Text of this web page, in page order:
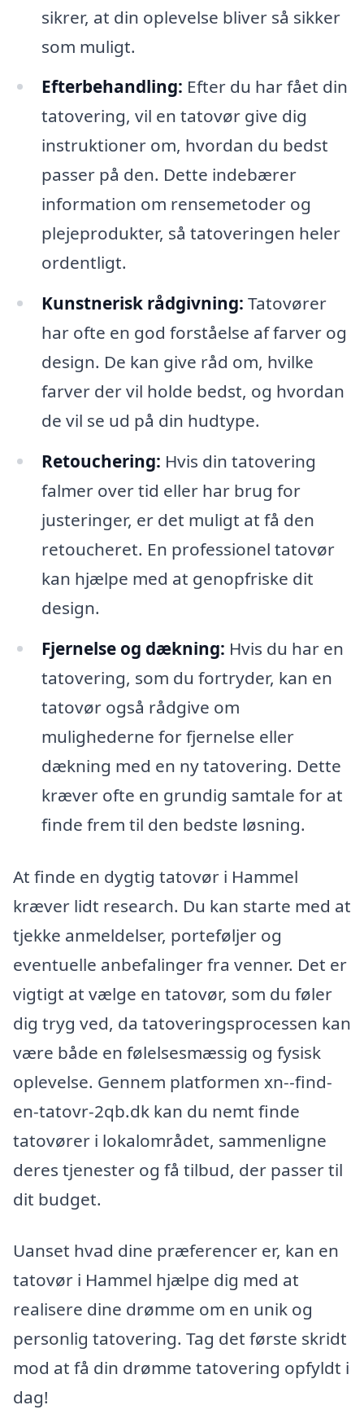
sikrer, at din oplevelse bliver så sikker
som muligt.
Efterbehandling: Efter du har fået din
tatovering, vil en tatovør give dig
instruktioner om, hvordan du bedst
passer på den. Dette indebærer
information om rensemetoder og
plejeprodukter, så tatoveringen heler
ordentligt.
Kunstnerisk rådgivning: Tatovører
har ofte en god forståelse af farver og
design. De kan give råd om, hvilke
farver der vil holde bedst, og hvordan
de vil se ud på din hudtype.
Retouchering: Hvis din tatovering
falmer over tid eller har brug for
justeringer, er det muligt at få den
retoucheret. En professionel tatovør
kan hjælpe med at genopfriske dit
design.
Fjernelse og dækning: Hvis du har en
tatovering, som du fortryder, kan en
tatovør også rådgive om
mulighederne for fjernelse eller
dækning med en ny tatovering. Dette
kræver ofte en grundig samtale for at
finde frem til den bedste løsning.
At finde en dygtig tatovør i Hammel
kræver lidt research. Du kan starte med at
tjekke anmeldelser, porteføljer og
eventuelle anbefalinger fra venner. Det er
vigtigt at vælge en tatovør, som du føler
dig tryg ved, da tatoveringsprocessen kan
være både en følelsesmæssig og fysisk
oplevelse. Gennem platformen xn--find-
en-tatovr-2qb.dk kan du nemt finde
tatovører i lokalområdet, sammenligne
deres tjenester og få tilbud, der passer til
dit budget.
Uanset hvad dine præferencer er, kan en
tatovør i Hammel hjælpe dig med at
realisere dine drømme om en unik og
personlig tatovering. Tag det første skridt
mod at få din drømme tatovering opfyldt i
dag!